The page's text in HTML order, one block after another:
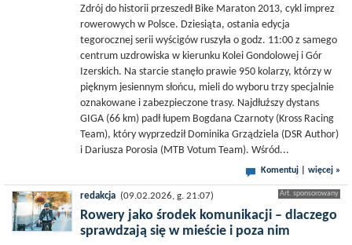
Zdrój do historii przeszedł Bike Maraton 2013, cykl imprez
rowerowych w Polsce. Dziesiąta, ostania edycja
tegorocznej serii wyścigów ruszyła o godz. 11:00 z samego
centrum uzdrowiska w kierunku Kolei Gondolowej i Gór
Izerskich. Na starcie stanęło prawie 950 kolarzy, którzy w
pięknym jesiennym słońcu, mieli do wyboru trzy specjalnie
oznakowane i zabezpieczone trasy. Najdłuższy dystans
GIGA (66 km) padł łupem Bogdana Czarnoty (Kross Racing
Team), który wyprzedził Dominika Grządziela (DSR Author)
i Dariusza Porosia (MTB Votum Team). Wśród...
Komentuj więcej »
redakcja (09.02.2026, g. 21:07)
Rowery jako środek komunikacji – dlaczego
sprawdzają się w mieście i poza nim